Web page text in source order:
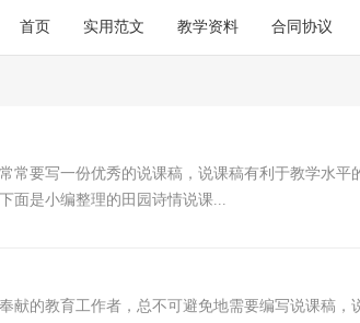
首页 实用范文 教学资料 合同协议
常要写一份优秀的说课稿，说课稿有利于教学水平
面是小编整理的田园诗情说课...
献的教育工作者，总不可避免地需要编写说课稿，